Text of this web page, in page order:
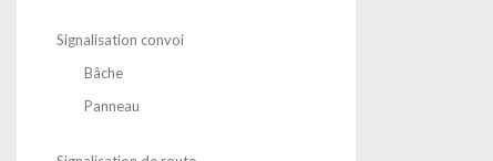
Signalisation convoi
Bâche
Panneau